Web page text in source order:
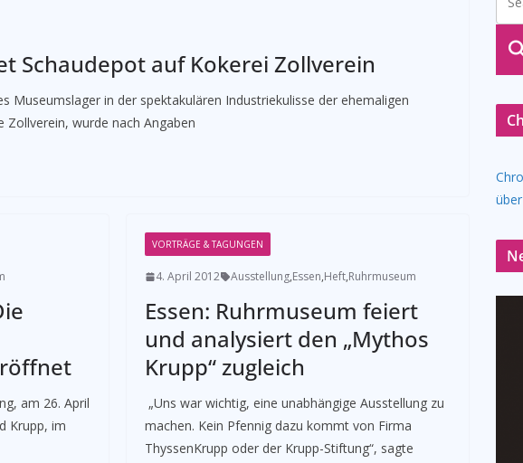
Schaudepot auf Kokerei Zollverein
Museumslager in der spektakulären Industriekulisse der ehemaligen
Zollverein, wurde nach Angaben
am 26. April
Krupp, im
VORTRÄGE & TAGUNGEN
4. April 2012 Ausstellung,Essen,Heft,Ruhrmuseum
Essen: Ruhrmuseum feiert
und analysiert den „Mythos
Krupp“ zugleich
­­ „Uns war wichtig, eine unabhängige Ausstellung zu
machen. Kein Pfennig dazu kommt von Firma
ThyssenKrupp oder der Krupp-Stiftung“, sagte